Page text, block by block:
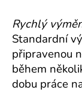
Rychlý
Standardní
připravenou
během
dobu práce